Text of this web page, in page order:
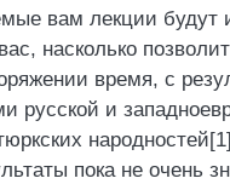
вам лекции будут
насколько
время, с
русской и
пока не очень